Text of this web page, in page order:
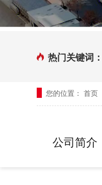
热门关键词：
您的位置： 首页
公司简介